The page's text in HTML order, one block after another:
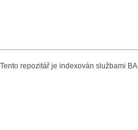
Tento repozitář je indexován službami